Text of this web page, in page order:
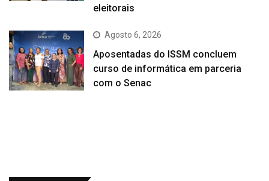
eleitorais
Agosto 6, 2026
Aposentadas do ISSM concluem
curso de informática em parceria
com o Senac